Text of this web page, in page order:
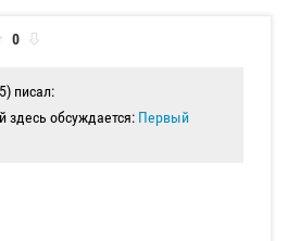
0
писал:
здесь обсуждается: Первый